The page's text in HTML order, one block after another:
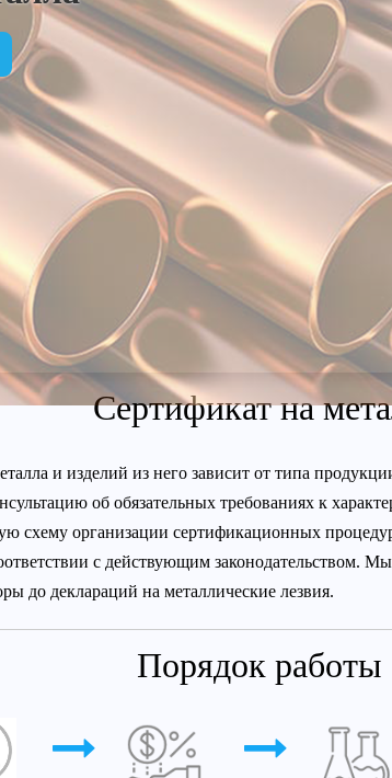
Сертификат на
и изделий из него зависит от типа
об обязательных требованиях к
схему организации сертификационных
с действующим законодательством.
до деклараций на металлические лезвия.
Порядок работы